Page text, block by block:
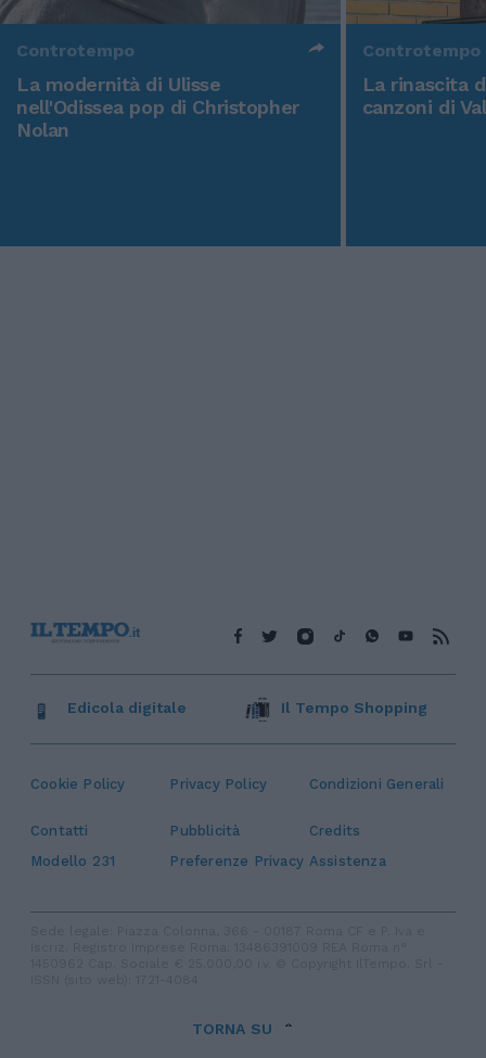
Controtempo
La modernità di Ulisse
nell'Odissea pop di Christopher
Nolan
Controtempo
La rinascita
canzoni di
Cookie Policy Privacy Policy Condizioni Generali
Contatti Pubblicità
Credits
Modello 231
Preferenze Privacy Assistenza
Edicola digitale Il Tempo Shopping
TORNA SU